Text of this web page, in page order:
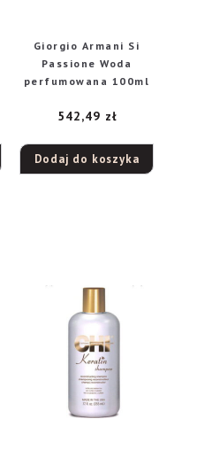
Giorgio Armani Si
Passione Woda
perfumowana 100ml
542,49 zł
Dodaj do koszyka